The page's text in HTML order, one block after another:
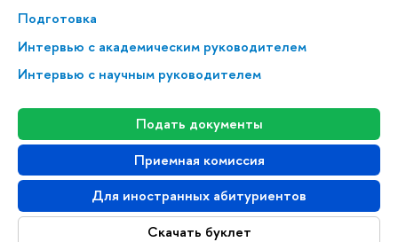
Подготовка
Интервью с академическим руководителем
Интервью с научным руководителем
Подать документы
Приемная комиссия
Для иностранных абитуриентов
Скачать буклет